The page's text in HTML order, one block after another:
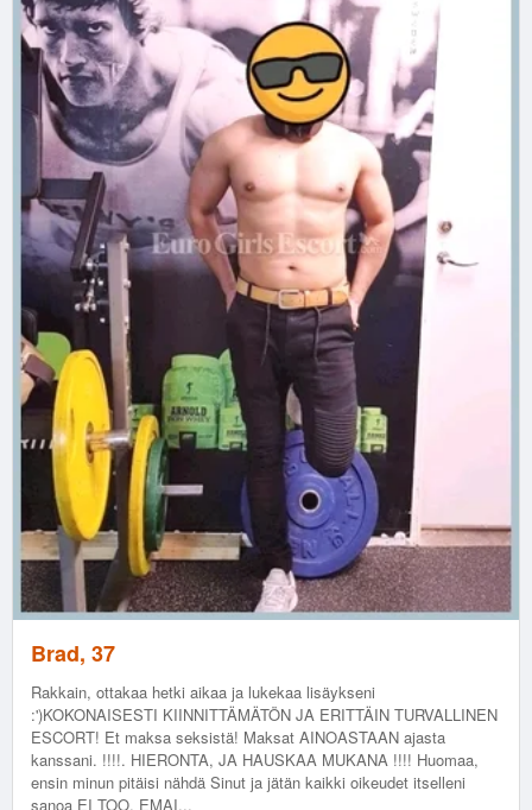
Brad, 37
Rakkain, ottakaa hetki aikaa ja lukekaa lisäykseni
:')KOKONAISESTI KIINNITTÄMÄTÖN JA ERITTÄIN TURVALLINEN
ESCORT! Et maksa seksistä! Maksat AINOASTAAN ajasta
kanssani. !!!!. HIERONTA, JA HAUSKAA MUKANA !!!! Huomaa,
ensin minun pitäisi nähdä Sinut ja jätän kaikki oikeudet itselleni
sanoa EI TOO. EMAI...